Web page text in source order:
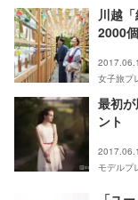
川越
2000
女子旅プ
最初
ント
モデルプ